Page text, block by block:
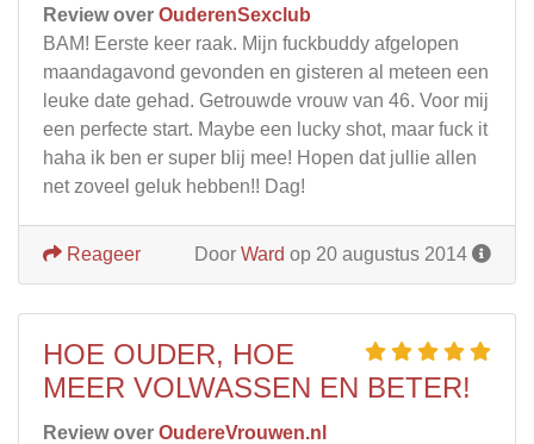
Review over OuderenSexclub
BAM! Eerste keer raak. Mijn fuckbuddy afgelopen
maandagavond gevonden en gisteren al meteen een
leuke date gehad. Getrouwde vrouw van 46. Voor mij
een perfecte start. Maybe een lucky shot, maar fuck it
haha ik ben er super blij mee! Hopen dat jullie allen
net zoveel geluk hebben!! Dag!
Door Ward op 20 augustus 2014
Reageer
HOE OUDER, HOE
MEER VOLWASSEN EN BETER!
Review over OudereVrouwen.nl